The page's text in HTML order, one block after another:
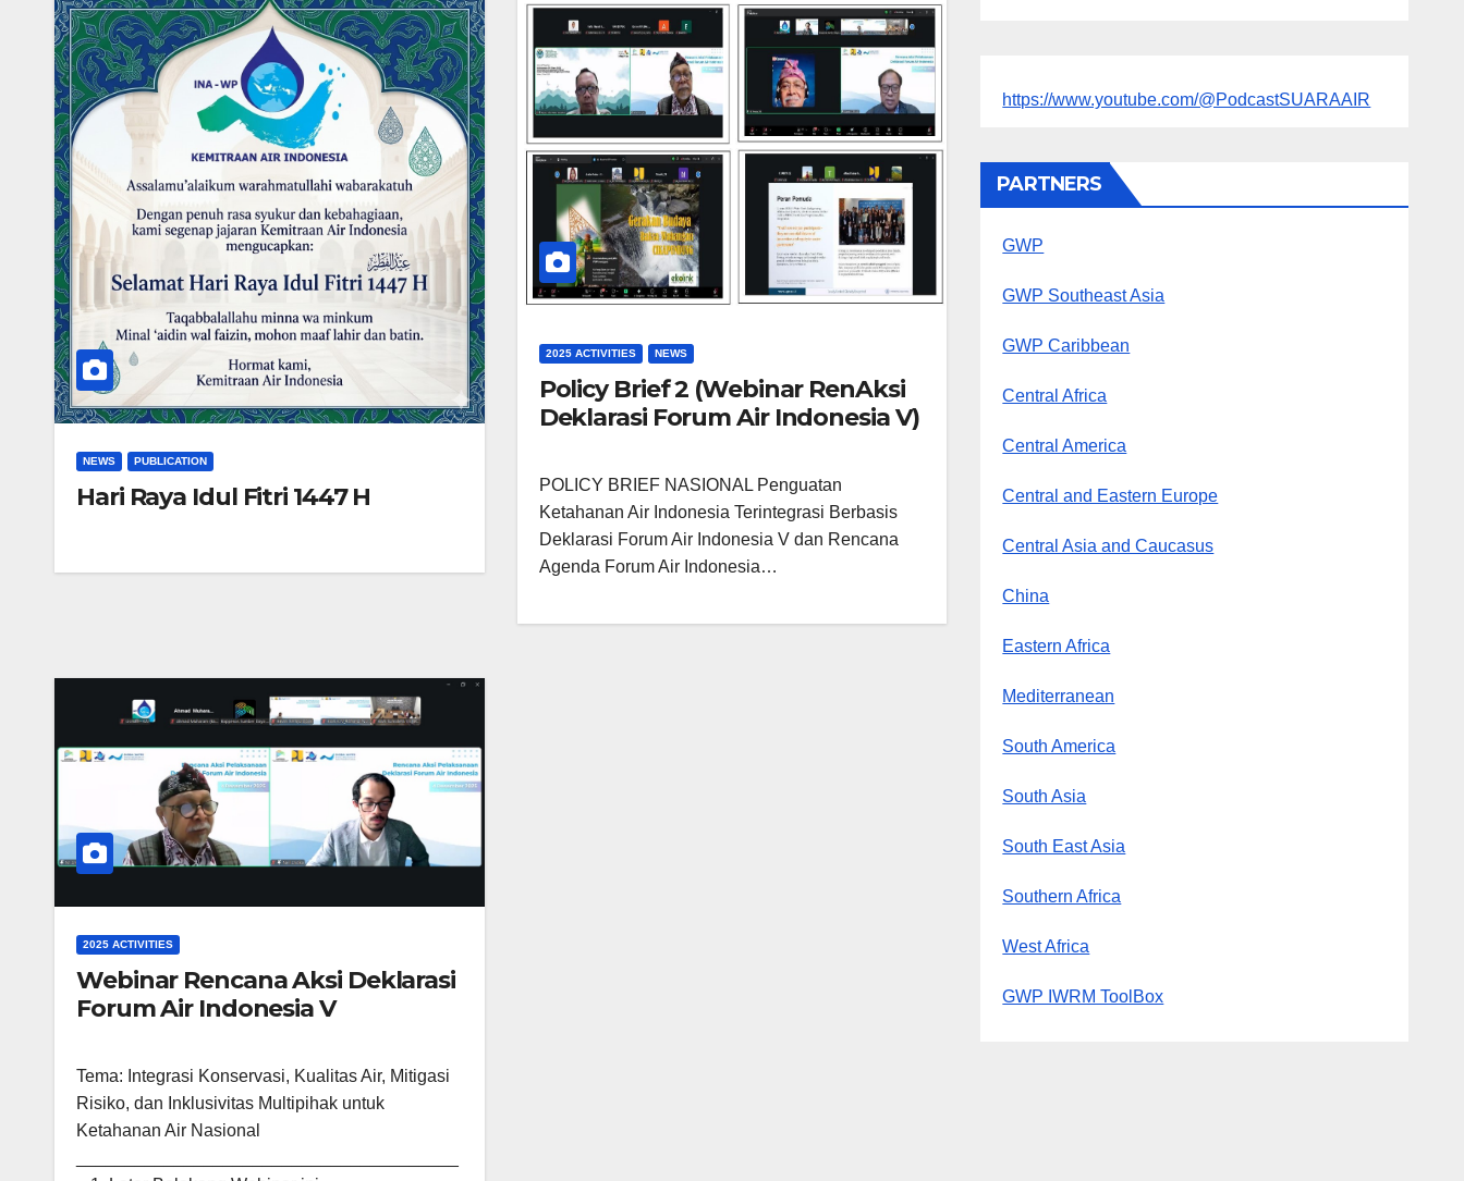
NEWS PUBLICATION
Hari Raya Idul Fitri 1447 H
2025 ACTIVITIES NEWS
Policy Brief 2 (Webinar RenAksi
Deklarasi Forum Air Indonesia V)
POLICY BRIEF NASIONAL Penguatan
Ketahanan Air Indonesia Terintegrasi Berbasis
Deklarasi Forum Air Indonesia V dan Rencana
Agenda Forum Air Indonesia…
2025 ACTIVITIES
Webinar Rencana Aksi Deklarasi
Forum Air Indonesia V
Tema: Integrasi Konservasi, Kualitas Air, Mitigasi
Risiko, dan Inklusivitas Multipihak untuk
Ketahanan Air Nasional
https://www.youtube.com/@PodcastSUARAAIR
PARTNERS
GWP
GWP Southeast Asia
GWP Caribbean
Central Africa
Central America
Central and Eastern Europe
Central Asia and Caucasus
China
Eastern Africa
Mediterranean
South America
South Asia
South East Asia
Southern Africa
West Africa
GWP IWRM ToolBox